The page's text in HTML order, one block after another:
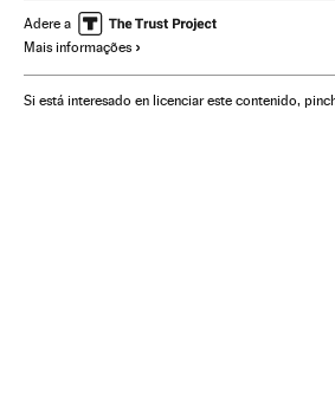
Ameaças terroristas Pessoas
Escandinávia
Transporte militar Acidentes Casos por
Adere a
Mais informações
Si está interesado en licenciar este contenido,